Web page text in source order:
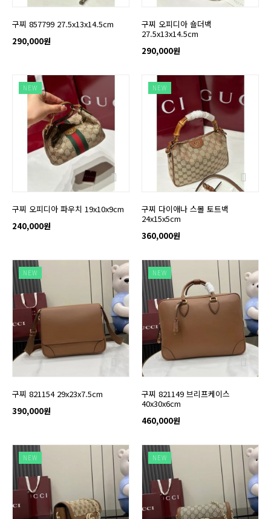
구찌 857799 27.5x13x14.5cm
290,000원
구찌 오피디아 숄더백
27.5x13x14.5cm
290,000원
NEW
구찌 오피디아 파우치 19x10x9cm
240,000원
NEW
구찌 다이애나 스몰 토트백
24x15x5cm
360,000원
NEW
구찌 821154 29x23x7.5cm
390,000원
NEW
구찌 821149 브리프케이스
40x30x6cm
460,000원
NEW NEW